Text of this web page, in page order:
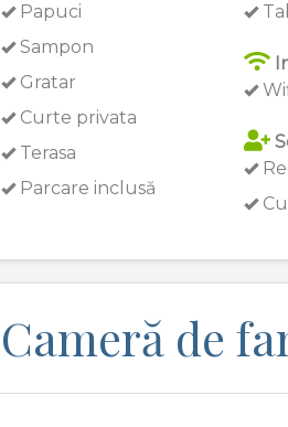
Papuci
Sampon
Gratar
Curte privata
Terasa
Parcare inclusă
Cameră de